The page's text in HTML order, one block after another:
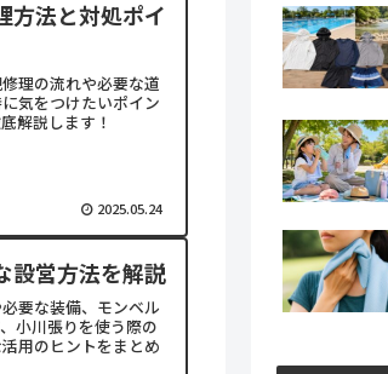
方法と対処ポイ
理の流れや必要な道
気をつけたいポイン
解説します！
2025.05.24
設営方法を解説
要な装備、モンベル
小川張りを使う際の
用のヒントをまとめ